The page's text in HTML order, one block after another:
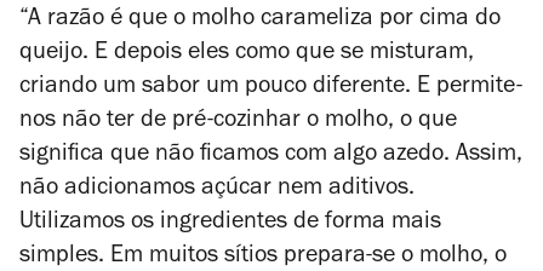
“A razão é que o molho carameliza por cima do
queijo. E depois eles como que se misturam,
criando um sabor um pouco diferente. E permite-
nos não ter de pré-cozinhar o molho, o que
significa que não ficamos com algo azedo. Assim,
não adicionamos açúcar nem aditivos.
Utilizamos os ingredientes de forma mais
simples. Em muitos sítios prepara-se o molho, o